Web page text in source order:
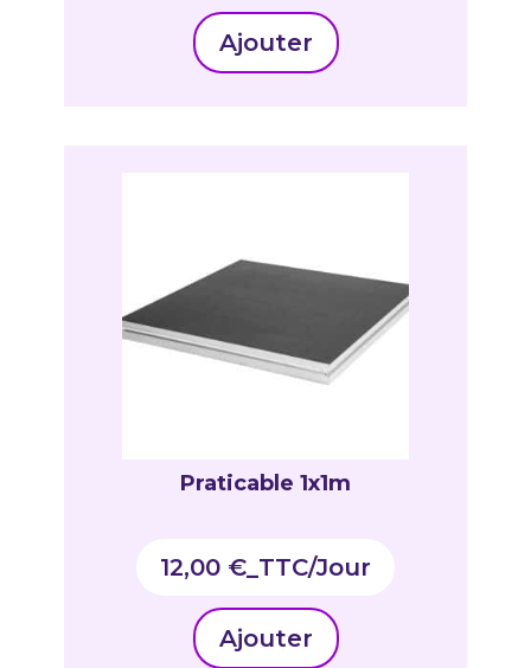
Ajouter
Praticable 1x1m
12,00 €_TTC
Ajouter